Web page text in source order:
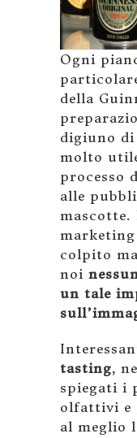
Ogni
della
digiuno
molto
processo
alle
mascotte.
marketing
colpito
noi
un tale
tasting,
spiegati i
olfattivi e
al meglio